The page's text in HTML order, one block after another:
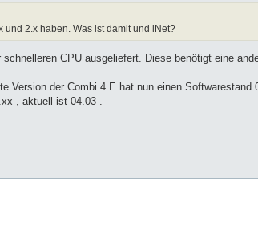
2.x haben. Was ist damit und iNet?
CPU ausgeliefert. Diese benötigt eine
Version der Combi 4 E hat nun einen
, aktuell ist 04.03 .